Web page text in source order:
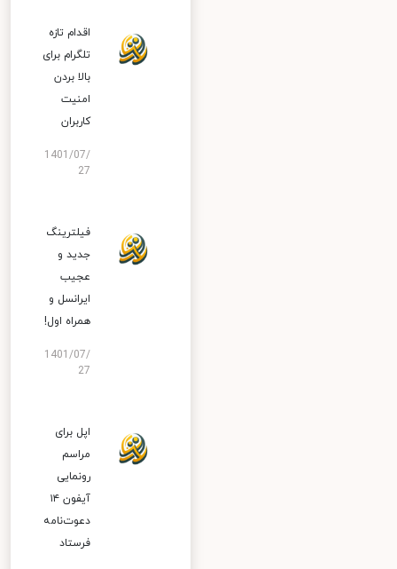
اقدام تازه
تلگرام برای
بالا بردن
امنیت
کاربران
1401/07/
27
فیلترینگ
جدید و
عجیب
ایرانسل و
همراه اول!
1401/07/
27
اپل برای
مراسم
رونمایی
آیفون ۱۴
دعوت‌نامه
فرستاد